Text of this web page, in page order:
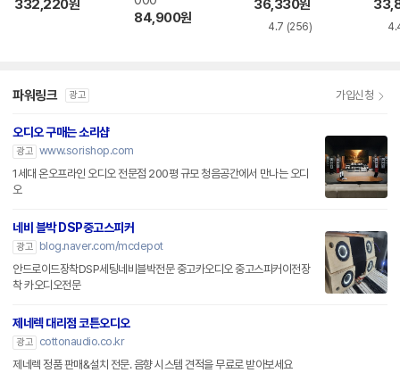
332,220원
84,900원
36,330원
4.7 (256)
파워링크 광고 가입신청
오디오 구매는 소리샵
광고 www.sorishop.com
1세대 온오프라인 오디오 전문점 200평 규모 청음공간에서 만나는 오디
오
네비 블박 DSP중고스피커
광고
blog.naver.com/mcdepot
안드로이드장착DSP세팅네비블박전문 중고카오디오 중고스피커이전장
착 카오디오전문
제네렉 대리점 코튼오디오
광고
cottonaudio.co.kr
제네렉 정품 판매&설치 전문. 음향 시스템 견적을 무료로 받아보세요